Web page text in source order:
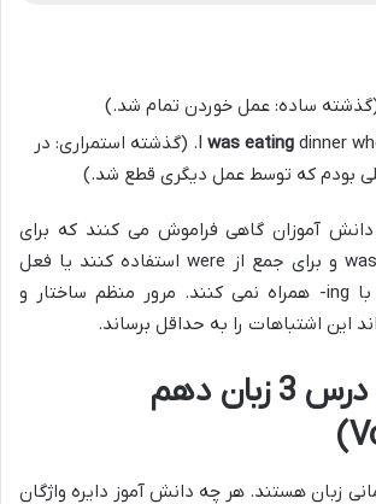
I was eating dinner when you called. (گذشته استمراری: در
بودم که توسط عمل دیگری قطع شد.)
آموزان گاهی فراموش می کنند که برای
فاعل های مفرد از was و برای جمع از were استفاده کنند یا فعل
اصلی را به درستی با ing- همراه نمی کنند. مرور منظم ساختار و
این اشتباهات را به حداقل برساند.
واژگان مهم درس 3 زبان دهم
زبان هستند. هر چه دانش آموز دایره واژگان